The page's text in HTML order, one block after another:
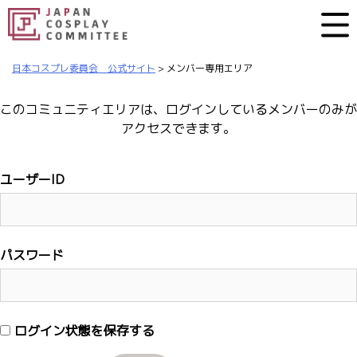
日本コスプレ委員会 公式サイト > メンバー専用エリア
このコミュニティエリアは、ログインしているメンバーのみが
アクセスできます。
ユーザーID
パスワード
ログイン状態を保存する